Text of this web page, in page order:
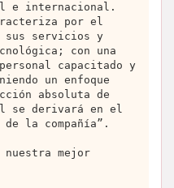
e internacional.
por el
sus servicios y
con una
capacitado y
un enfoque
absoluta de
se derivará en el
la compañía”.
mejor